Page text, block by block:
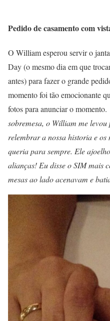
Pedido de casamento com
O William esperou servir o
Day (o mesmo dia em que
antes) para fazer o grande
momento foi tão emocionante
fotos para anunciar o momento.
sobremesa, o William me
relembrar a nossa historia e
queria para sempre. Ele
alianças! Eu disse o SIM mais
mesas ao lado acenavam e